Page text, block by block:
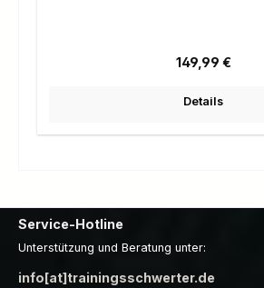
Regulärer Preis:
149,99 €
Details
Service-Hotline
Unterstützung und Beratung unter:
info[at]trainingsschwerter.de